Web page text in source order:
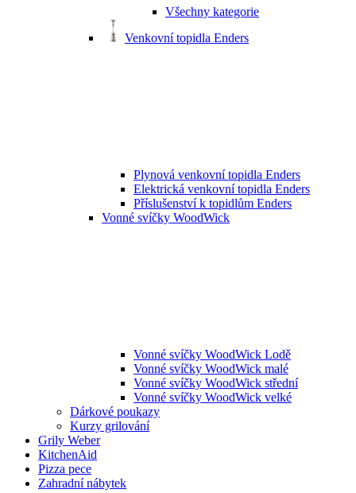
Všechny kategorie
Venkovní topidla Enders
Plynová venkovní topidla Enders
Elektrická venkovní topidla Enders
Příslušenství k topidlům Enders
Vonné svíčky WoodWick
Vonné svíčky WoodWick Lodě
Vonné svíčky WoodWick malé
Vonné svíčky WoodWick střední
Vonné svíčky WoodWick velké
Dárkové poukazy
Kurzy grilování
Grily Weber
KitchenAid
Pizza pece
Zahradní nábytek